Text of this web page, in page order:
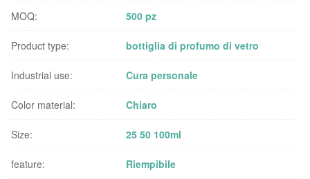
MOQ: 500 pz
Product type: bottiglia di profumo di vetro
Industrial use: Cura personale
Color material: Chiaro
Size: 25 50 100ml
feature: Riempibile